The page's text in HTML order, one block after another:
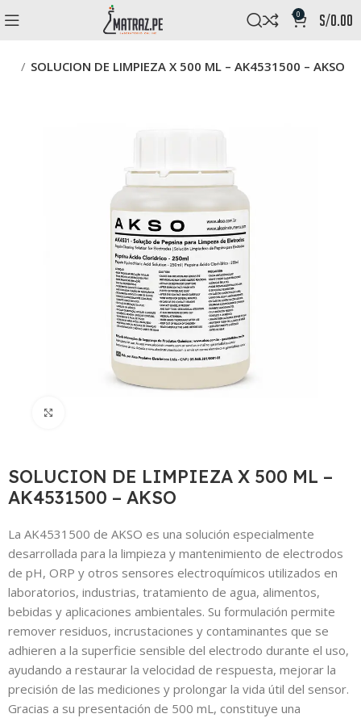
0 s/0.00
SOLUCION DE LIMPIEZA X 500 ML – AK4531500 – AKSO
SOLUCION DE LIMPIEZA X 500 ML –
AK4531500 – AKSO
La AK4531500 de AKSO es una solución especialmente
desarrollada para la limpieza y mantenimiento de electrodos
de pH, ORP y otros sensores electroquímicos utilizados en
laboratorios, industrias, tratamiento de agua, alimentos,
bebidas y aplicaciones ambientales. Su formulación permite
remover residuos, incrustaciones y contaminantes que se
adhieren a la superficie sensible del electrodo durante el uso,
ayudando a restaurar la velocidad de respuesta, mejorar la
precisión de las mediciones y prolongar la vida útil del sensor.
Gracias a su presentación de 500 mL, constituye una